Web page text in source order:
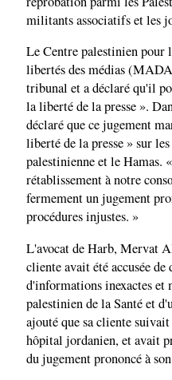
militants associatifs et les
Le Centre palestinien pour
libertés des médias
tribunal et a déclaré qu'il
la liberté de la presse ».
déclaré que ce jugement
liberté de la presse » sur
palestinienne et le
rétablissement à notre
fermement un jugement
procédures injustes. »
L'avocat de Harb, Mervat
cliente avait été accusée
d'informations inexactes et
palestinien de la Santé et
ajouté que sa cliente
hôpital jordanien, et avait
du jugement prononcé à